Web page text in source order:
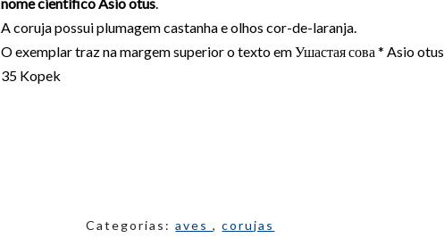
A coruja possui plumagem castanha e olhos cor-de-laranja.
O exemplar traz na margem superior o texto em Ушастая сова * Asio otus.
35 Kopek
Categorias:aves,corujas